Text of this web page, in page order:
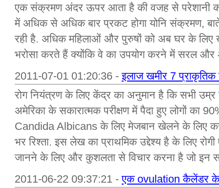
एक संक्रमण अंदर ऊपर आता है की वजह से परेशानी
में अधिक से अधिक बार प्रकट होगा योनि संक्रमण,
रही है. अधिक महिलाओं और पुरुषों को अब घर के लिए
भरोसा करते हैं क्योंकि वे का उपयोग करने में सरल और
2011-07-01 01:20:36 -इलाज खमीर 7
रोग नियंत्रण के लिए केंद्र का अनुमान है कि सभी
अमेरिका के सकारात्मक परीक्षण में पैदा हुए लोगों का
Candida Albicans के लिए मेजबान खेलने के लिए
भर रिश्ता. इस लेख का प्राथमिक उद्देश्य है के लिए
जानने के लिए और कुशलता से विचार करना है जो इन
2011-06-22 09:37:21 -एक ovulation कैलेंडर के